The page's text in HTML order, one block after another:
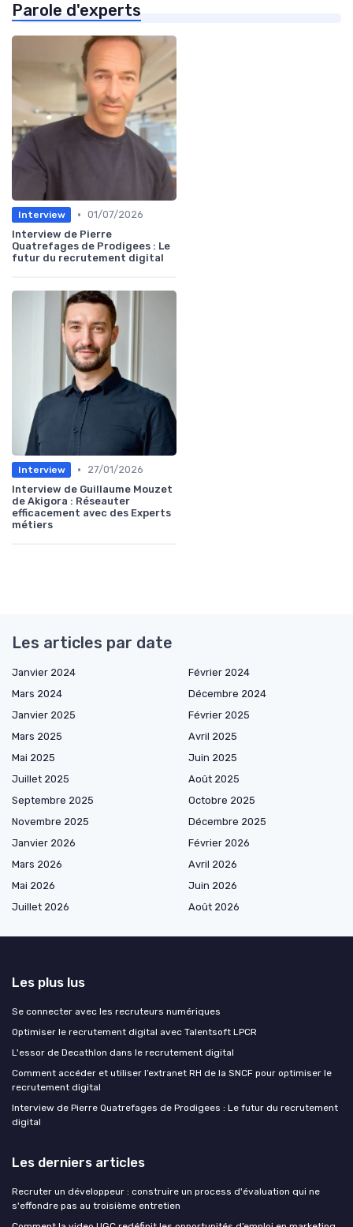
Parole d'experts
Interview • 01/07/2026
Interview de Pierre
Quatrefages de Prodigees : Le
futur du recrutement digital
Interview •
27/01/2026
Interview de Guillaume Mouzet
de Akigora : Réseauter
efficacement avec des Experts
métiers
Les articles par date
Janvier 2024
Février 2024
Mars 2024
Décembre 2024
Janvier 2025
Février 2025
Mars 2025
Avril 2025
Mai 2025
Juin 2025
Juillet 2025
Août 2025
Septembre 2025
Octobre 2025
Novembre 2025
Décembre 2025
Janvier 2026
Février 2026
Mars 2026
Avril 2026
Mai 2026
Juin 2026
Juillet 2026
Août 2026
Les plus lus
Se connecter avec les recruteurs numériques
Optimiser le recrutement digital avec Talentsoft LPCR
L'essor de Decathlon dans le recrutement digital
Comment accéder et utiliser l’extranet RH de la SNCF pour optimiser le
recrutement digital
Interview de Pierre Quatrefages de Prodigees : Le futur du recrutement
digital
Les derniers articles
Recruter un développeur : construire un process d'évaluation qui ne
s'effondre pas au troisième entretien